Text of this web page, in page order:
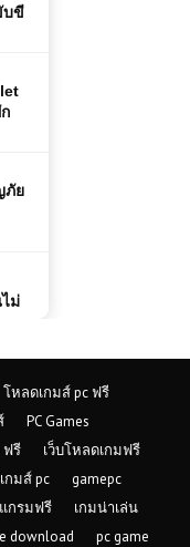
กชัน
ม
สนุก
โหลดเกมส์ pc ฟรี
PC Games
ฟรี
เว็บโหลดเกมฟรี
กมส์ pc
gamepc
กรมฟรี
เกมน่าเล่น
download pc game